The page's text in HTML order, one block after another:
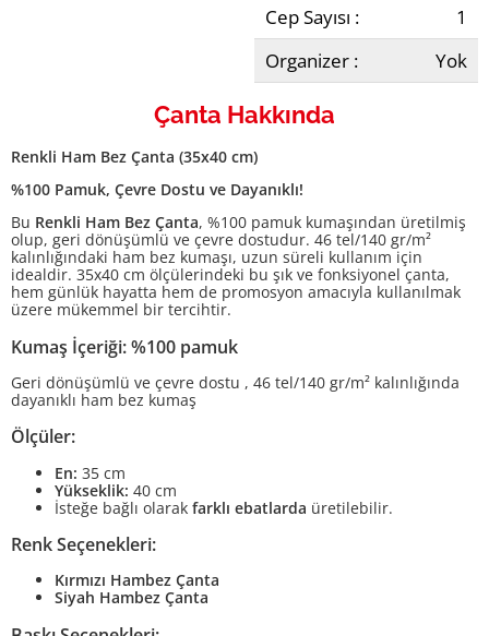
Cep Sayısı :
1
Organizer :
Yok
Çanta Hakkında
Renkli Ham Bez Çanta (35x40 cm)
%100 Pamuk, Çevre Dostu ve Dayanıklı!
Bu Renkli Ham Bez Çanta, %100 pamuk kumaşından üretilmiş
olup, geri dönüşümlü ve çevre dostudur. 46 tel/140 gr/m²
kalınlığındaki ham bez kumaşı, uzun süreli kullanım için
idealdir. 35x40 cm ölçülerindeki bu şık ve fonksiyonel çanta,
hem günlük hayatta hem de promosyon amacıyla kullanılmak
üzere mükemmel bir tercihtir.
Kumaş İçeriği:%100 pamuk
Geri dönüşümlü ve çevre dostu , 46 tel/140 gr/m² kalınlığında
dayanıklı ham bez kumaş
Ölçüler:
En: 35 cm
Yükseklik: 40 cm
İsteğe bağlı olarak farklı ebatlarda üretilebilir.
Renk Seçenekleri:
Kırmızı Hambez Çanta
Siyah Hambez Çanta